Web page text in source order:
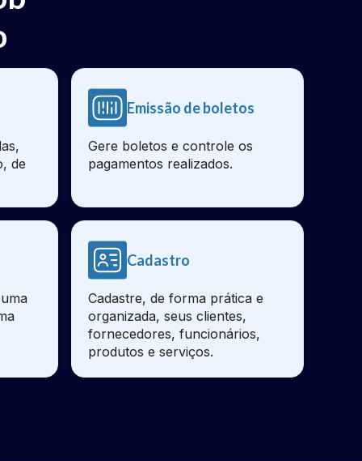
de
Emissão de boletos
Gere boletos e controle os
pagamentos realizados.
Cadastro
Cadastre, de forma prática e
organizada, seus clientes,
fornecedores, funcionários,
produtos e serviços.